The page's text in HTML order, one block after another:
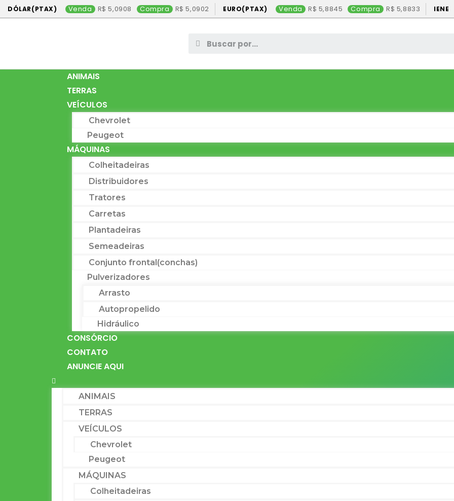
DÓLAR(PTAX) Venda 5,0908 Compra 5,0902 EURO(PTAX) Venda 5,8845 Compra 5,8833 IENE
ANIMAIS
TERRAS
VEÍCULOS
Chevrolet
Peugeot
MÁQUINAS
Colheitadeiras
Distribuidores
Tratores
Carretas
Plantadeiras
Semeadeiras
Conjunto frontal(conchas)
Pulverizadores
Arrasto
Autopropelido
Hidráulico
CONSÓRCIO
CONTATO
ANUNCIE AQUI
ANIMAIS
TERRAS
VEÍCULOS
Chevrolet
Peugeot
MÁQUINAS
Colheitadeiras